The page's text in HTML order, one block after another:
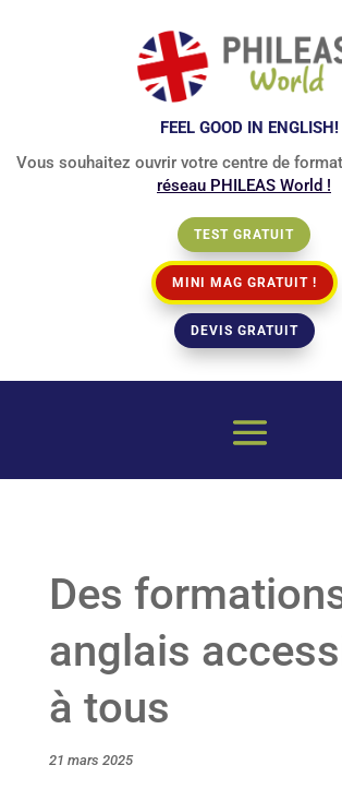
FEEL GOOD IN ENGLISH!
Vous souhaitez ouvrir votre centre de
réseau PHILEAS World !
TEST GRATUIT
MINI MAG GRATUIT !
DEVIS GRATUIT
Des
anglais
à tous
21 mars 2025